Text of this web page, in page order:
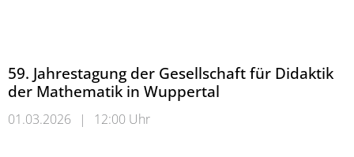
59. Jahrestagung der Gesellschaft für Didaktik
der Mathematik in Wuppertal
01.03.2026 | 12:00 Uhr